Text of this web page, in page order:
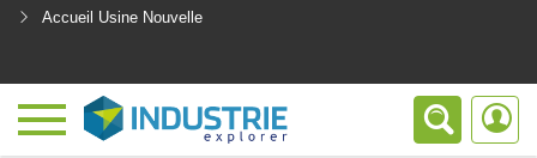
Accueil Usine Nouvelle